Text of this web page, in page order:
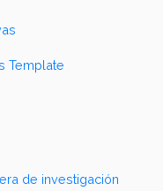
Template
de investigación